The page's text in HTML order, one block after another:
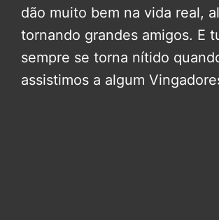
dão muito bem na vida real,
tornando grandes amigos. E
sempre se torna nítido
assistimos a algum